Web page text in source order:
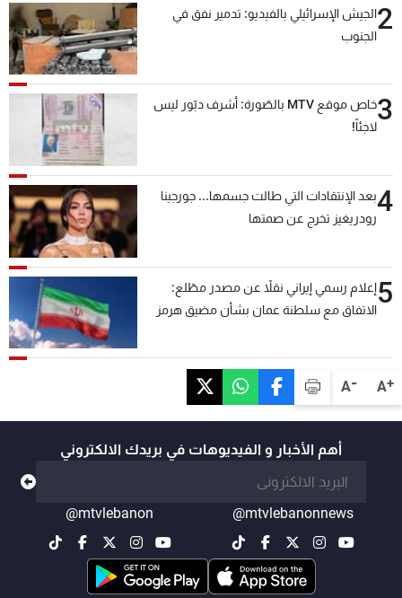
A+
A-
2الجيش الإسرائيلي بالفيديو: تدمير نفق في
الجنوب
3
خاص موقع MTV بالصّورة: أشرف دبّور ليس
لاجئاً!
4بعد الإنتقادات التي طالت جسمها... جورجينا
رودريغيز تخرج عن صمتها
5إعلام رسمي إيراني نقلاً عن مصدر مطّلع:
الاتفاق مع سلطنة عمان بشأن مضيق هرمز
أهم الأخبار و الفيديوهات في بريدك الالكتروني
@mtvlebanonnews
@mtvlebanon